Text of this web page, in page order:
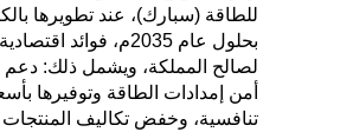
للطاقة (سبارك)، عند تطويرها
بحلول عام 2035م، فوائد
لصالح المملكة، ويشمل ذلك: دعم
أمن إمدادات الطاقة وتوفيرها
تنافسية، وخفض تكاليف المنتجات